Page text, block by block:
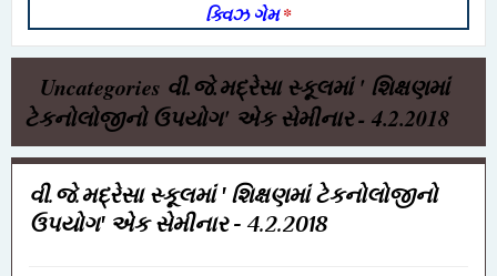
ક્વિઝ ગેમ*
Uncategories વી.જે.મદ્રેસા સ્કૂલમાં ' શિક્ષણમાં
ટેકનોલોજીનો ઉપયોગ' એક સેમીનાર - 4.2.2018
વી.જે.મદ્રેસા સ્કૂલમાં ' શિક્ષણમાં ટેકનોલોજીનો
ઉપયોગ' એક સેમીનાર - 4.2.2018